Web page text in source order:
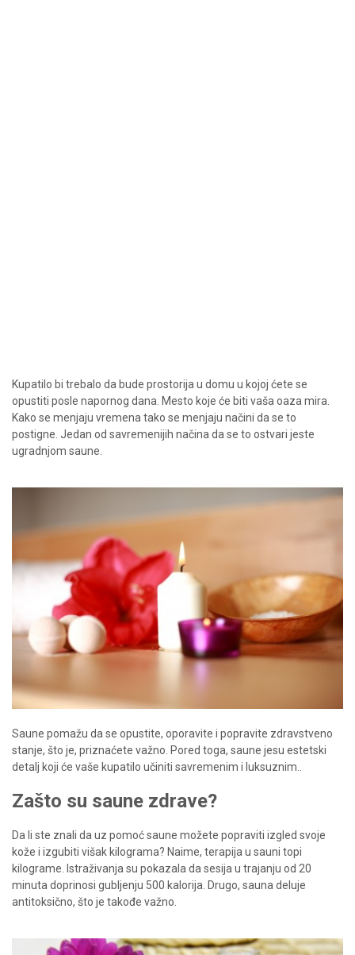
Kupatilo bi trebalo da bude prostorija u domu u kojoj ćete se
opustiti posle napornog dana. Mesto koje će biti vaša oaza mira.
Kako se menjaju vremena tako se menjaju načini da se to
postigne. Jedan od savremenijih načina da se to ostvari jeste
ugradnjom saune.
Saune pomažu da se opustite, oporavite i popravite zdravstveno
stanje, što je, priznaćete važno. Pored toga, saune jesu estetski
detalj koji će vaše kupatilo učiniti savremenim i luksuznim..
Zašto su saune zdrave?
Da li ste znali da uz pomoć saune možete popraviti izgled svoje
kože i izgubiti višak kilograma? Naime, terapija u sauni topi
kilograme. Istraživanja su pokazala da sesija u trajanju od 20
minuta doprinosi gubljenju 500 kalorija. Drugo, sauna deluje
antitoksično, što je takođe važno.